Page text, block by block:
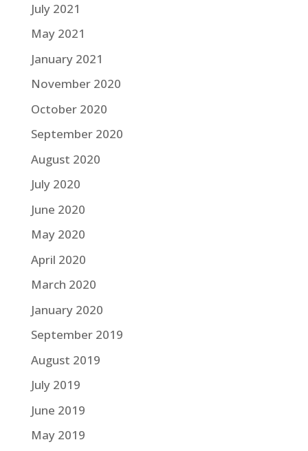
July 2021
May 2021
January 2021
November 2020
October 2020
September 2020
August 2020
July 2020
June 2020
May 2020
April 2020
March 2020
January 2020
September 2019
August 2019
July 2019
June 2019
May 2019